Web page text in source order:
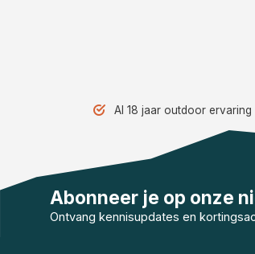
Al 18 jaar outdoor ervaring
Abonneer je op onze
Ontvang kennisupdates en